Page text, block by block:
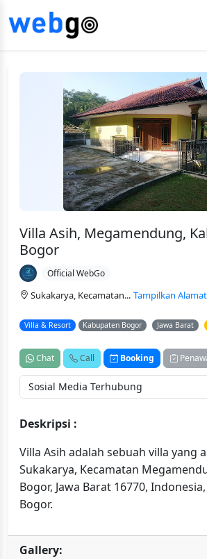
Villa Asih, Megamendung,
Bogor
Official WebGo
Sukakarya, Kecamatan... Tampilkan Alamat
Villa & Resort Kabupaten Bogor Jawa Barat
Chat Call Booking
Sosial Media Terhubung
Deskripsi :
Villa Asih adalah sebuah villa yang
Sukakarya, Kecamatan
Bogor, Jawa Barat 16770,
Bogor.
Gallery: